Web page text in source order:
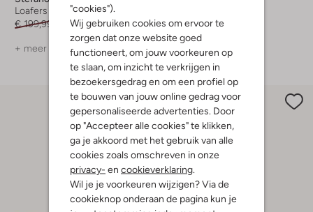
"cookies").
Wij gebruiken cookies om ervoor te
zorgen dat onze website goed
functioneert, om jouw voorkeuren op
te slaan, om inzicht te verkrijgen in
bezoekersgedrag en om een profiel op
te bouwen van jouw online gedrag voor
gepersonaliseerde advertenties. Door
op "Accepteer alle cookies" te klikken,
ga je akkoord met het gebruik van alle
cookies zoals omschreven in onze
privacy- en cookieverklaring.
Wil je je voorkeuren wijzigen? Via de
cookieknop onderaan de pagina kun je
Loafers
€ 199,99
€ 99,99
+ meer kleuren
€ 199,95 € 139,99
+ meer kleuren